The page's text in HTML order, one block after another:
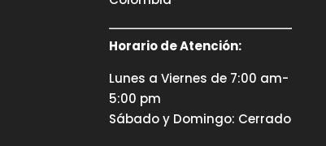
Horario de Atención:
Lunes a Viernes de 7:00 am-
5:00 pm
Sábado y Domingo: Cerrado